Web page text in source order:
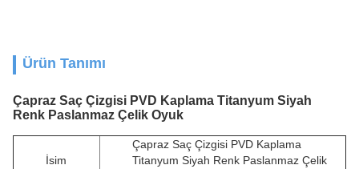
Ürün Tanımı
Çapraz Saç Çizgisi PVD Kaplama Titanyum Siyah
Renk Paslanmaz Çelik Oyuk
İsim
Çapraz Saç Çizgisi PVD Kaplama
Titanyum Siyah Renk Paslanmaz Çelik